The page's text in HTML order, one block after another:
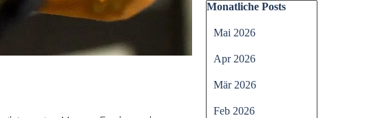
Block überspringen
Monatliche Posts
Mai 2026
Apr 2026
Mär 2026
Feb 2026